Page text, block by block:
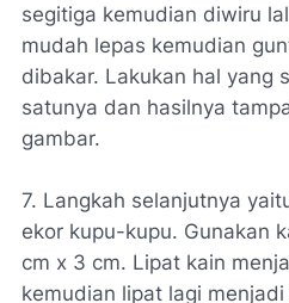
segitiga kemudian diwiru
mudah lepas kemudian
dibakar. Lakukan hal yang
satunya dan hasilnya
gambar.
7. Langkah selanjutnya
ekor kupu-kupu. Gunakan
cm x 3 cm. Lipat kain
kemudian lipat lagi